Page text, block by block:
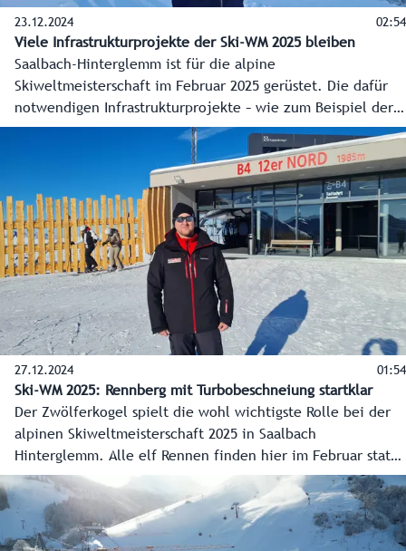
23.12.2024 02:54
Viele Infrastrukturprojekte der Ski-WM 2025 bleiben
Saalbach-Hinterglemm ist für die alpine
Skiweltmeisterschaft im Februar 2025 gerüstet. Die dafür
notwendigen Infrastrukturprojekte – wie zum Beispiel der
Notweg, die Busterminals oder die Fanmeile - sind so gut
wie fertig. Besonders wichtig war den Verantwortlichen,
dass die Region auch nach dem Großereignis etwas davon
hat. Das scheint gelungen zu sein.
27.12.2024 01:54
Ski-WM 2025: Rennberg mit Turbobeschneiung startklar
Der Zwölferkogel spielt die wohl wichtigste Rolle bei der
alpinen Skiweltmeisterschaft 2025 in Saalbach
Hinterglemm. Alle elf Rennen finden hier im Februar statt.
Damit der Rennberg auch WM tauglich ist, wurde
ordentlich investiert, nicht nur in die zweite
Zubringerbahn, die 12er Nord, sondern auch in die
Beschneiung.